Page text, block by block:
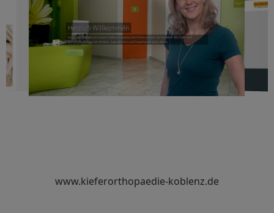
www.kieferorthopaedie-koblenz.de